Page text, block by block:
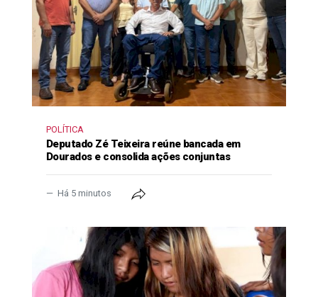
POLÍTICA
Deputado Zé Teixeira reúne bancada em
Dourados e consolida ações conjuntas
Há 5 minutos